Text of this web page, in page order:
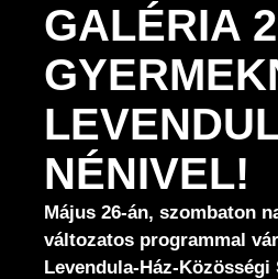
GALÉRIA
NÉNIVEL!
Május 26-án, szombaton
változatos programmal
Levendula-Ház-Közösségi